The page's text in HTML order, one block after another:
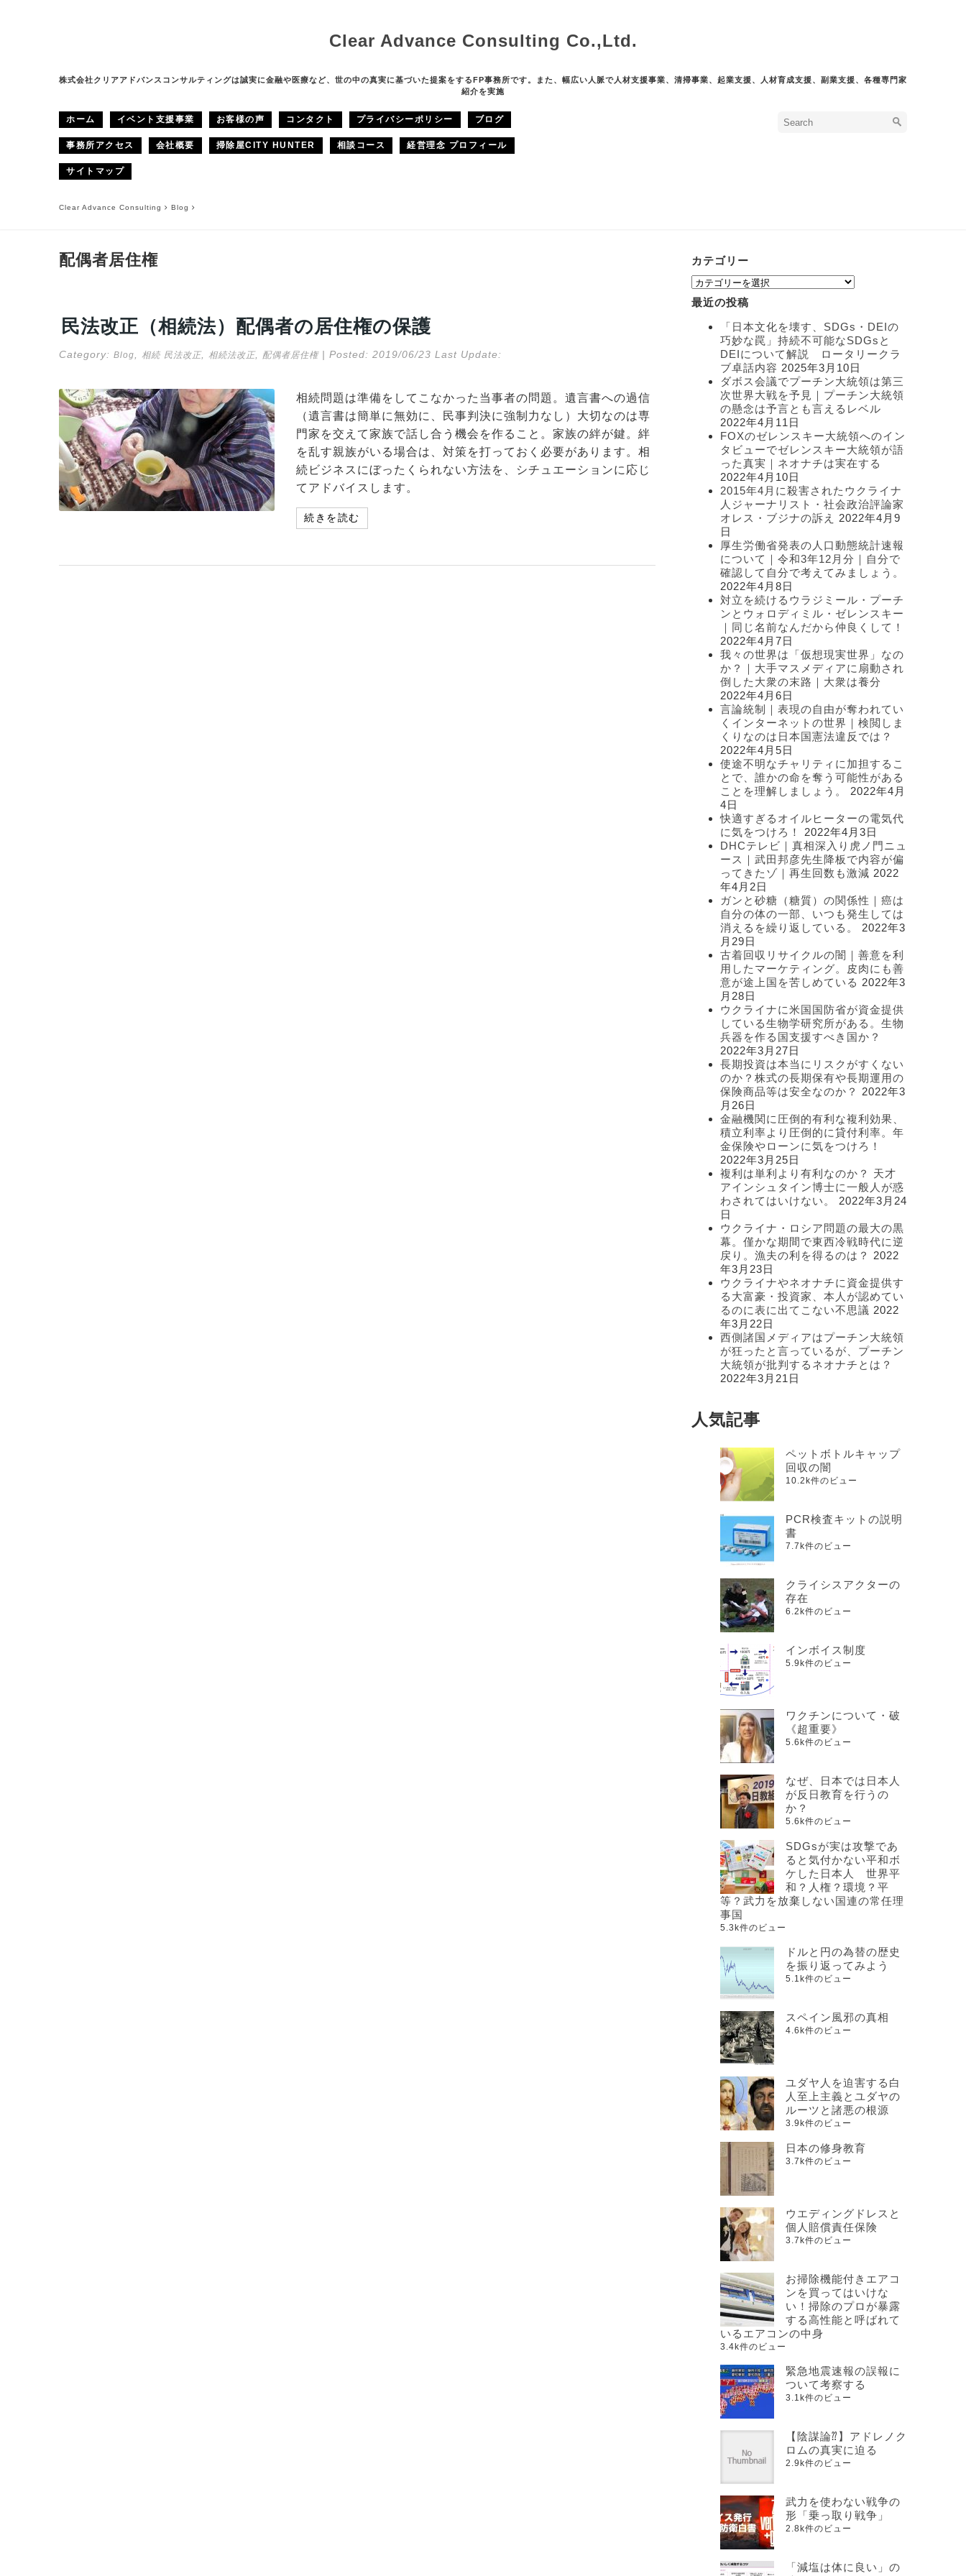
Clear Advance Consulting Co.,Ltd.
株式会社クリアアドバンスコンサルティングは誠実に金融や医療など、世の中の真実に基づいた提案をするFP事務所です。また、幅広い人脈で人材支援事業、清掃事業、起業支援、人材育成支援、副業支援、各種専門家
紹介を実施
ホーム イベント支援事業 お客様の声 コンタクト プライバシーポリシー ブログ
事務所アクセス 会社概要 掃除屋CITY HUNTER 相談コース 経営理念 プロフィール
サイトマップ
Clear Advance Consulting Blog
配偶者居住権
民法改正（相続法）配偶者の居住権の保護
Category: Blog 相続 民法改正, 相続法改正, 配偶者居住権| Posted: 2019/06/23 Last Update:
相続問題は準備をしてこなかった当事者の問題。遺言書への過信
（遺言書は簡単に無効に、民事判決に強制力なし）大切なのは専
門家を交えて家族で話し合う機会を作ること。家族の絆が鍵。絆
を乱す親族がいる場合は、対策を打っておく必要があります。相
続ビジネスにぼったくられない方法を、シチュエーションに応じ
てアドバイスします。
続きを読む
カテゴリー
カ
テ
ゴ
最近の投稿
「日本文化を壊す、SDGs・DEIの
巧妙な罠」持続不可能なSDGsと
DEIについて解説 ロータリークラ
ブ卓話内容 2025年3月10日
ダボス会議でプーチン大統領は第三
次世界大戦を予見｜プーチン大統領
の懸念は予言とも言えるレベル
2022年4月11日
FOXのゼレンスキー大統領へのイン
タビューでゼレンスキー大統領が語
った真実｜ネオナチは実在する
2022年4月10日
2015年4月に殺害されたウクライナ
人ジャーナリスト・社会政治評論家
オレス・ブジナの訴え
2022年4月9
日
厚生労働省発表の人口動態統計速報
について｜令和3年12月分｜自分で
確認して自分で考えてみましょう。
2022年4月8日
対立を続けるウラジミール・プーチ
ンとウォロディミル・ゼレンスキー
｜同じ名前なんだから仲良くして！
2022年4月7日
我々の世界は「仮想現実世界」なの
か？｜大手マスメディアに扇動され
倒した大衆の末路｜大衆は養分
2022年4月6日
言論統制｜表現の自由が奪われてい
くインターネットの世界｜検閲しま
くりなのは日本国憲法違反では？
2022年4月5日
使途不明なチャリティに加担するこ
とで、誰かの命を奪う可能性がある
ことを理解しましょう。
2022年4月
4日
快適すぎるオイルヒーターの電気代
に気をつけろ！
2022年4月3日
DHCテレビ｜真相深入り虎ノ門ニュ
ース｜武田邦彦先生降板で内容が偏
ってきたゾ｜再生回数も激減 2022
年4月2日
ガンと砂糖（糖質）の関係性｜癌は
自分の体の一部、いつも発生しては
消えるを繰り返している。
2022年3
月29日
古着回収リサイクルの闇｜善意を利
用したマーケティング。皮肉にも善
意が途上国を苦しめている 2022年3
月28日
ウクライナに米国国防省が資金提供
している生物学研究所がある。生物
兵器を作る国支援すべき国か？
2022年3月27日
長期投資は本当にリスクがすくない
のか？株式の長期保有や長期運用の
保険商品等は安全なのか？
2022年3
月26日
金融機関に圧倒的有利な複利効果、
積立利率より圧倒的に貸付利率。年
金保険やローンに気をつけろ！
2022年3月25日
複利は単利より有利なのか？ 天才
アインシュタイン博士に一般人が惑
わされてはいけない。
2022年3月24
日
ウクライナ・ロシア問題の最大の黒
幕。僅かな期間で東西冷戦時代に逆
戻り。漁夫の利を得るのは？
2022
年3月23日
ウクライナやネオナチに資金提供す
る大富豪・投資家、本人が認めてい
るのに表に出てこない不思議 2022
年3月22日
西側諸国メディアはプーチン大統領
が狂ったと言っているが、プーチン
大統領が批判するネオナチとは？
2022年3月21日
人気記事
ペットボトルキャップ
回収の闇
10.2k件のビュー
PCR検査キットの説明
書
7.7k件のビュー
クライシスアクターの
存在
6.2k件のビュー
インボイス制度
5.9k件のビュー
ワクチンについて・破
《超重要》
5.6k件のビュー
なぜ、日本では日本人
が反日教育を行うの
か？
5.6k件のビュー
SDGsが実は攻撃であ
ると気付かない平和ボ
ケした日本人 世界平
和？人権？環境？平
等？武力を放棄しない国連の常任理
事国
5.3k件のビュー
ドルと円の為替の歴史
を振り返ってみよう
5.1k件のビュー
スペイン風邪の真相
4.6k件のビュー
ユダヤ人を迫害する白
人至上主義とユダヤの
ルーツと諸悪の根源
3.9k件のビュー
日本の修身教育
3.7k件のビュー
ウエディングドレスと
個人賠償責任保険
3.7k件のビュー
お掃除機能付きエアコ
ンを買ってはいけな
い！掃除のプロが暴露
する高性能と呼ばれて
いるエアコンの中身
3.4k件のビュー
緊急地震速報の誤報に
ついて考察する
3.1k件のビュー
【陰謀論⁇】アドレノク
ロムの真実に迫る
2.9k件のビュー
武力を使わない戦争の
形「乗っ取り戦争」
2.8k件のビュー
「減塩は体に良い」の